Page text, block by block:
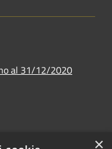
al 31/12/2020
×